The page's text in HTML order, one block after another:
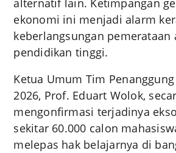
ekonomi ini menjadi alarm
keberlangsungan pemerataan
pendidikan tinggi.
Ketua Umum Tim Penanggung
2026, Prof. Eduart Wolok,
mengonfirmasi terjadinya
sekitar 60.000 calon
melepas hak belajarnya di